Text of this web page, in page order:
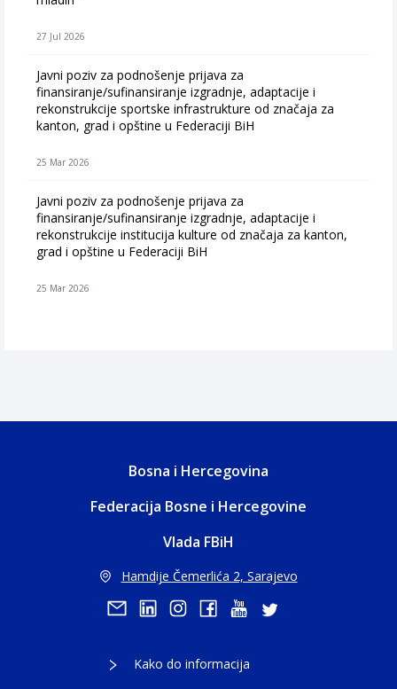
27 Jul 2026
Javni poziv za podnošenje prijava za
finansiranje/sufinansiranje izgradnje, adaptacije i
rekonstrukcije sportske infrastrukture od značaja za
kanton, grad i opštine u Federaciji BiH
25 Mar 2026
Javni poziv za podnošenje prijava za
finansiranje/sufinansiranje izgradnje, adaptacije i
rekonstrukcije institucija kulture od značaja za kanton,
grad i opštine u Federaciji BiH
25 Mar 2026
Bosna i Hercegovina
Federacija Bosne i Hercegovine
Vlada FBiH
Hamdije Čemerlića 2, Sarajevo
Kako do informacija